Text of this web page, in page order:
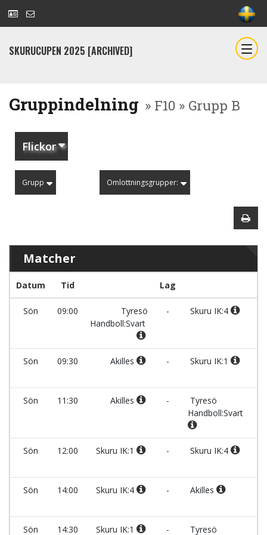
SKURUCUPEN 2025 [ARCHIVED]
Gruppindelning » F10 » Grupp B
Flickor
Grupp Omlottningsgrupper:
Matcher
Datum Tid Lag
Sön 09:00
Tyresö
Handboll:Svart
- Skuru IK:4
Sön 09:30 Akilles - Skuru IK:1
Sön 11:30 Akilles -
Tyresö
Handboll:Svart
Sön 12:00 Skuru IK:1 - Skuru IK:4
Sön 14:00 Skuru IK:4 - Akilles
Sön 14:30 Skuru IK:1 - Tyresö